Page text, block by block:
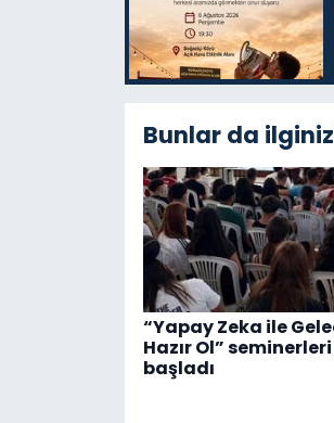
Bunlar da
“Yapay Zeka ile
Hazır Ol” seminerleri
başladı